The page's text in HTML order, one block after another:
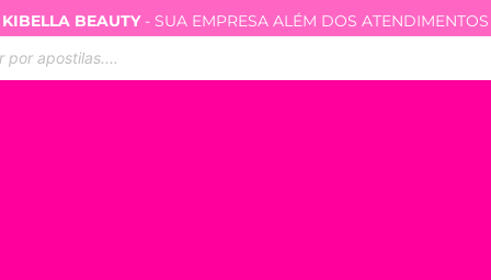
KIBELLA BEAUTY- SUA EMPRESA ALÉM DOS ATENDIMENTOS